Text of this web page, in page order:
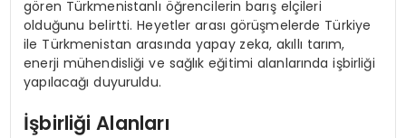
gören Türkmenistanlı öğrencilerin barış elçileri
olduğunu belirtti. Heyetler arası görüşmelerde Türkiye
ile Türkmenistan arasında yapay zeka, akıllı tarım,
enerji mühendisliği ve sağlık eğitimi alanlarında işbirliği
yapılacağı duyuruldu.
İşbirliği Alanları